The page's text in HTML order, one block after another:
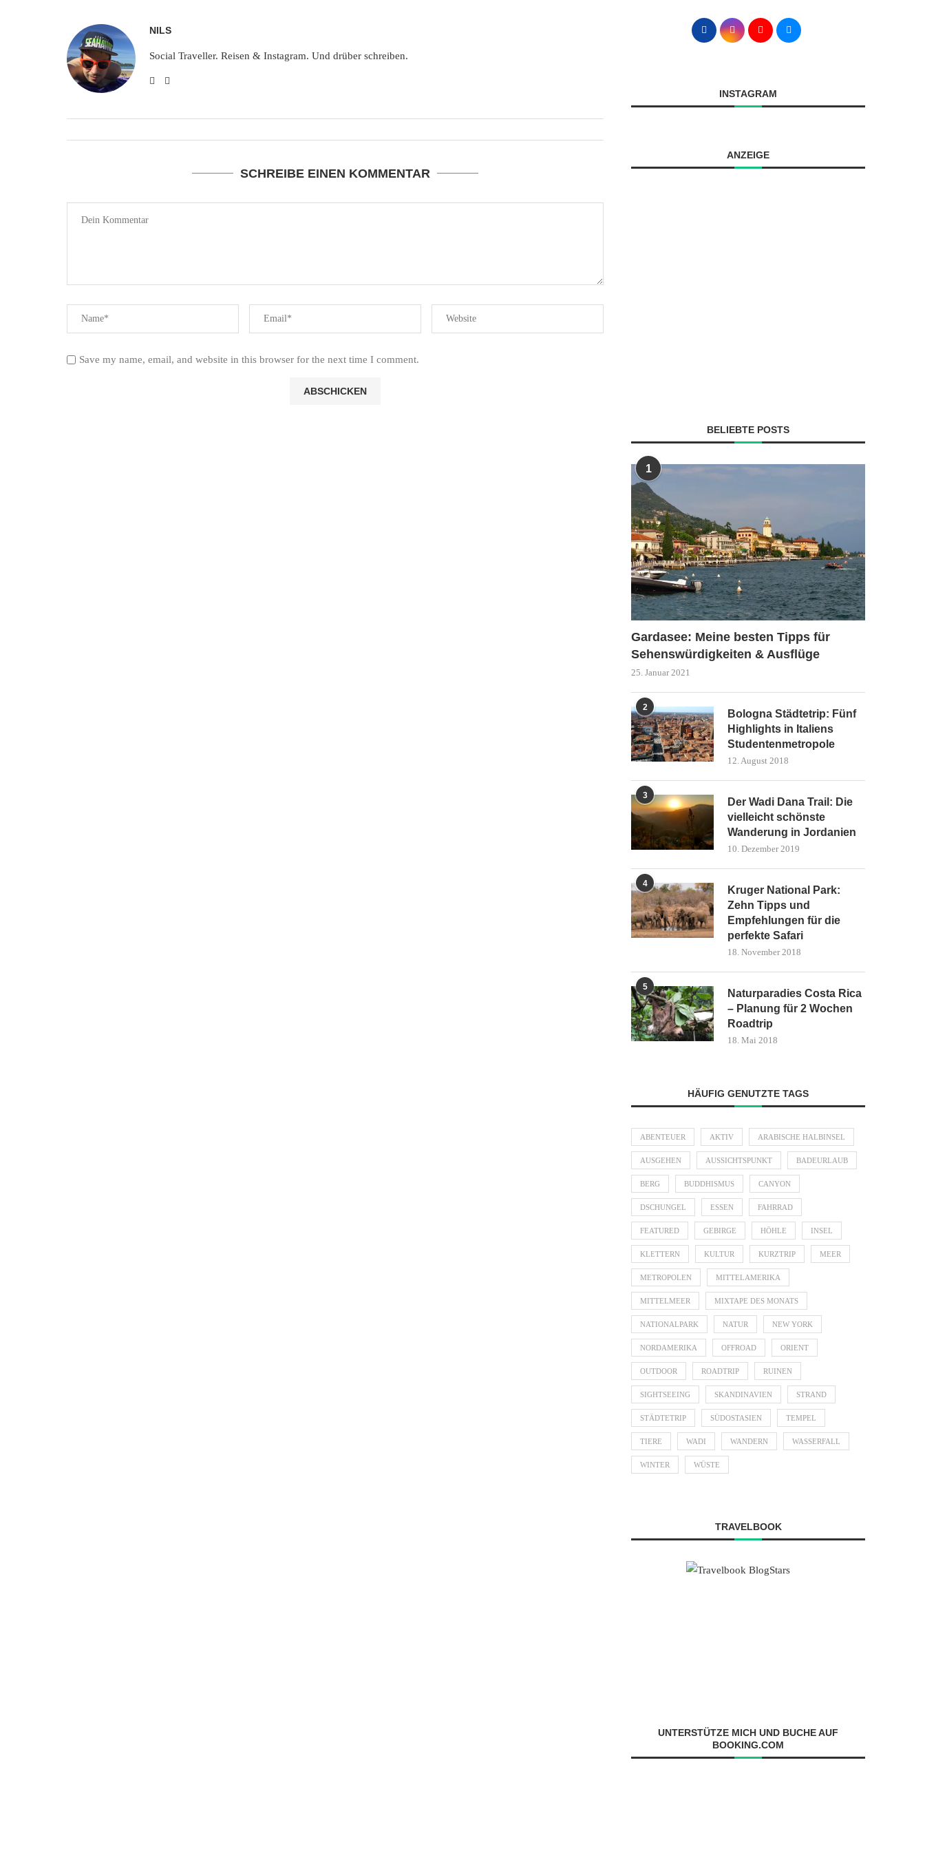
NILS
Social Traveller. Reisen & Instagram. Und drüber schreiben.
SCHREIBE EINEN KOMMENTAR
Save my name, email, and website in this browser for the next time I comment.
INSTAGRAM
ANZEIGE
BELIEBTE POSTS
1
Gardasee: Meine besten Tipps für
Sehenswürdigkeiten & Ausflüge
25. Januar 2021
2
Bologna Städtetrip: Fünf
Highlights in Italiens
Studentenmetropole
12. August 2018
3
Der Wadi Dana Trail: Die
vielleicht schönste
Wanderung in Jordanien
10. Dezember 2019
4
Kruger National Park:
Zehn Tipps und
Empfehlungen für die
perfekte Safari
18. November 2018
5
Naturparadies Costa Rica
– Planung für 2 Wochen
Roadtrip
18. Mai 2018
HÄUFIG GENUTZTE TAGS
ABENTEUER AKTIV ARABISCHE HALBINSEL
AUSGEHEN AUSSICHTSPUNKT BADEURLAUB
BERG BUDDHISMUS CANYON
DSCHUNGEL ESSEN FAHRRAD
FEATURED GEBIRGE HÖHLE INSEL
KLETTERN KULTUR KURZTRIP MEER
METROPOLEN MITTELAMERIKA
MITTELMEER MIXTAPE DES MONATS
NATIONALPARK NATUR NEW YORK
NORDAMERIKA OFFROAD ORIENT
OUTDOOR ROADTRIP RUINEN
SIGHTSEEING SKANDINAVIEN STRAND
STÄDTETRIP SÜDOSTASIEN TEMPEL
TIERE WADI WANDERN WASSERFALL
WINTER WÜSTE
TRAVELBOOK
UNTERSTÜTZE MICH UND BUCHE AUF
BOOKING.COM